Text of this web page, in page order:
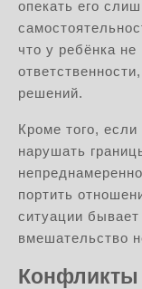
опекать его
что у ребёнка
решений.
Кроме того,
нарушать
портить
ситуации
вмешательство
Конфликты